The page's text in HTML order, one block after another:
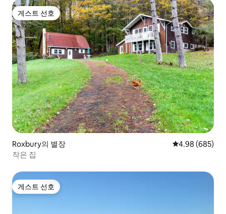
게스트 선호
게스트 선호
Roxbury의 별장 평점 4.98점(5
4.98 (685)
작은 집
게스트 선호
게스트 선호